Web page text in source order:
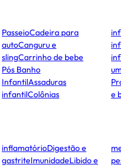
PasseioCadeira para
autoCanguru e
slingCarrinho de bebe
Pós Banho
InfantilAssaduras
infantilColônias
e
inflamatórioDigestão e
gastriteImunidadeLibido e